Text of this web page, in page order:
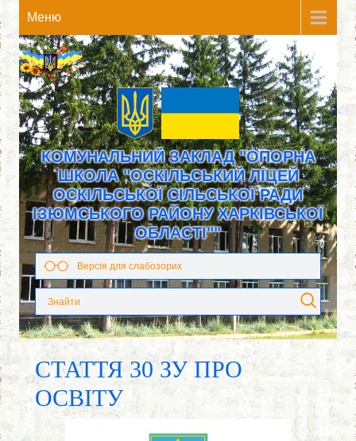
Meню
КОМУНАЛЬНИЙ ЗАКЛАД "ОПОРНА
ШКОЛА "ОСКІЛЬСЬКИЙ ЛІЦЕЙ
ОСКІЛЬСЬКОЇ СІЛЬСЬКОЇ РАДИ
ІЗЮМСЬКОГО РАЙОНУ ХАРКІВСЬКОЇ
ОБЛАСТІ""
Версія для слабозорих
СТАТТЯ 30 ЗУ ПРО
ОСВІТУ